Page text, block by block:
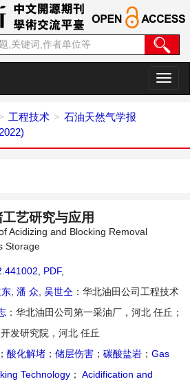
切
换
工程技术
石油天然气学报
艺研究与应用
Acidizing and Blocking Removal
Storage
PDF,
潘 众 吴世仝 ：华北油田公司工程技术
：华北油田公司第一采油厂，河北 任丘；
发研究院，河北 任丘
； 酸化解堵 ； 储层伤害 ； 碳酸盐岩 ； Gas
Technology ； Acidification and